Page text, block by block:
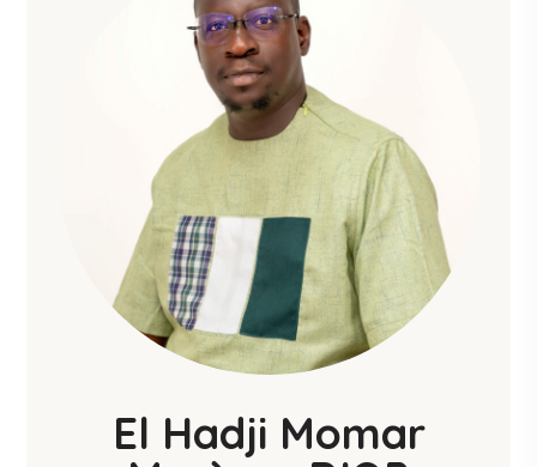
El Hadji Momar